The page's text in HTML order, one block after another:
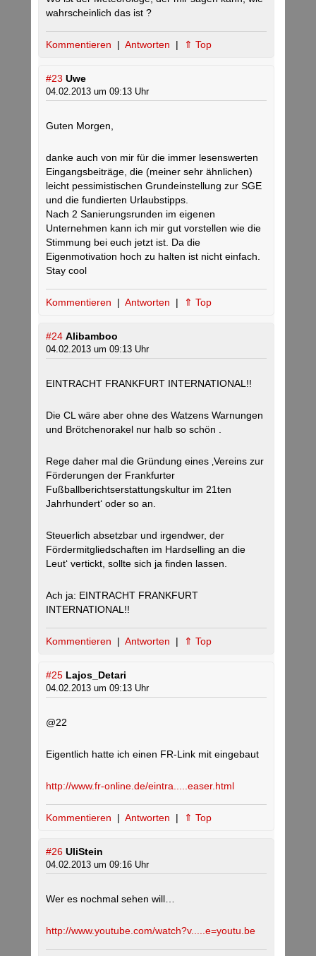
wahrscheinlich das ist ?
Kommentieren | Antworten | ⇑ Top
#23 Uwe
04.02.2013 um 09:13 Uhr
Guten Morgen,
danke auch von mir für die immer lesenswerten
Eingangsbeiträge, die (meiner sehr ähnlichen)
leicht pessimistischen Grundeinstellung zur SGE
und die fundierten Urlaubstipps.
Nach 2 Sanierungsrunden im eigenen
Unternehmen kann ich mir gut vorstellen wie die
Stimmung bei euch jetzt ist. Da die
Eigenmotivation hoch zu halten ist nicht einfach.
Stay cool
Kommentieren | Antworten | ⇑ Top
#24 Alibamboo
04.02.2013 um 09:13 Uhr
EINTRACHT FRANKFURT INTERNATIONAL!!
Die CL wäre aber ohne des Watzens Warnungen
und Brötchenorakel nur halb so schön .
Rege daher mal die Gründung eines ‚Vereins zur
Förderungen der Frankfurter
Fußballberichtserstattungskultur im 21ten
Jahrhundert‘ oder so an.
Steuerlich absetzbar und irgendwer, der
Fördermitgliedschaften im Hardselling an die
Leut‘ vertickt, sollte sich ja finden lassen.
Ach ja: EINTRACHT FRANKFURT
INTERNATIONAL!!
Kommentieren | Antworten | ⇑ Top
#25 Lajos_Detari
04.02.2013 um 09:13 Uhr
@22
Eigentlich hatte ich einen FR-Link mit eingebaut
http://www.fr-online.de/eintra.....easer.html
Kommentieren | Antworten | ⇑ Top
#26 UliStein
04.02.2013 um 09:16 Uhr
Wer es nochmal sehen will…
http://www.youtube.com/watch?v.....e=youtu.be